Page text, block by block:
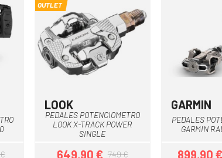
favorite_borderPEDALES GARMIN
XC200
TALLA: Unica
OUTLET
LOOK
PEDALES POTENCIOMETRO
LOOK X-TRACK POWER
SINGLE
649,90 € 749 €
GARMIN
PEDALES
GARMIN
899,90 €